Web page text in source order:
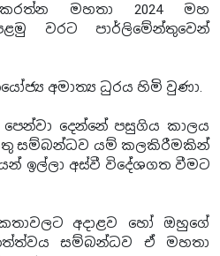
මහතා 2024 මහ
වරට පාර්ලිමේන්තුවෙන්
අමාත්‍ය ධුරය හිමි වුණා.
දෙන්නේ පසුගිය කාලය
සම්බන්ධව යම් කලකිරීමකින්
ඉල්ලා අස්වී විදේශගත වීමට
අදාළව හෝ ඔහුගේ
සම්බන්ධව ඒ මහතා